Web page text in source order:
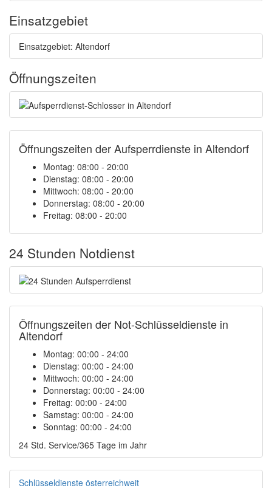
Einsatzgebiet
Einsatzgebiet: Altendorf
Öffnungszeiten
Öffnungszeiten der Aufsperrdienste in Altendorf
Montag: 08:00 - 20:00
Dienstag: 08:00 - 20:00
Mittwoch: 08:00 - 20:00
Donnerstag: 08:00 - 20:00
Freitag: 08:00 - 20:00
24 Stunden Notdienst
Öffnungszeiten der Not-Schlüsseldienste in
Altendorf
Montag: 00:00 - 24:00
Dienstag: 00:00 - 24:00
Mittwoch: 00:00 - 24:00
Donnerstag: 00:00 - 24:00
Freitag: 00:00 - 24:00
Samstag: 00:00 - 24:00
Sonntag: 00:00 - 24:00
24 Std. Service/365 Tage im Jahr
Schlüsseldienste österreichweit